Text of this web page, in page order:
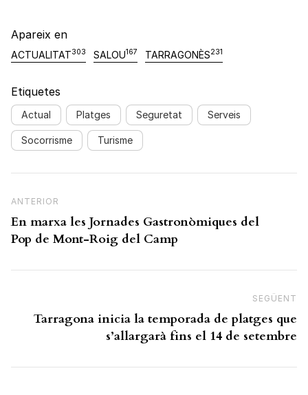
Apareix en
ACTUALITAT303 SALOU167 TARRAGONÈS231
Etiquetes
Actual Platges Seguretat Serveis
Socorrisme Turisme
Previous Post
ANTERIOR
En marxa les Jornades Gastronòmiques del
Pop de Mont-Roig del Camp
SEGÜENT
Tarragona inicia la temporada de platges que
s’allargarà fins el 14 de setembre